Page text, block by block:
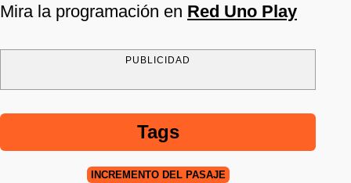
Mira la programación en Red Uno Play
PUBLICIDAD
Tags
INCREMENTO DEL PASAJE